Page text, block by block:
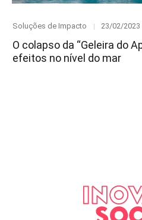
Category
Soluções de Impacto
Posted
23/02/2023
O colapso da “Geleira do
efeitos no nível do mar